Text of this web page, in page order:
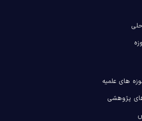
های علمیه
پژوهشی